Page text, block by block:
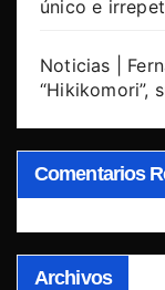
único e
Noticias |
“Hikikomori”,
Comentarios
Archivos